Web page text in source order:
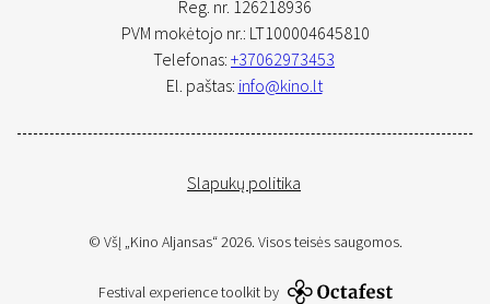
Reg. nr. 126218936
PVM mokėtojo nr.: LT100004645810
Telefonas: +37062973453
El. paštas: info@kino.lt
Slapukų politika
© VšĮ „Kino Aljansas“ 2026. Visos teisės saugomos.
Festival experience toolkit by